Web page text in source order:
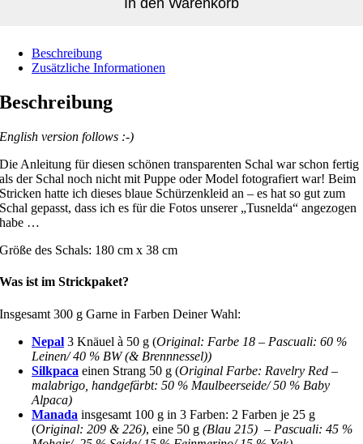
In den Warenkorb
Alternative:Beschreibung
Zusätzliche Informationen
Beschreibung
English version follows :-)
Die Anleitung für diesen schönen transparenten Schal war schon fertig
als der Schal noch nicht mit Puppe oder Model fotografiert war! Beim
Stricken hatte ich dieses blaue Schürzenkleid an – es hat so gut zum
Schal gepasst, dass ich es für die Fotos unserer „Tusnelda“ angezogen
habe …
Größe des Schals: 180 cm x 38 cm
Was ist im Strickpaket?
Insgesamt 300 g Garne in Farben Deiner Wahl:
Nepal 3 Knäuel à 50 g (Original: Farbe 18 – Pascuali: 60 %
Leinen/ 40 % BW (& Brennnessel))
Silkpaca einen Strang 50 g (Original Farbe: Ravelry Red –
malabrigo, handgefärbt: 50 % Maulbeerseide/ 50 % Baby
Alpaca)
Manada insgesamt 100 g in 3 Farben: 2 Farben je 25 g
(Original: 209 & 226), eine 50 g (Blau 215) – Pascuali: 45 %